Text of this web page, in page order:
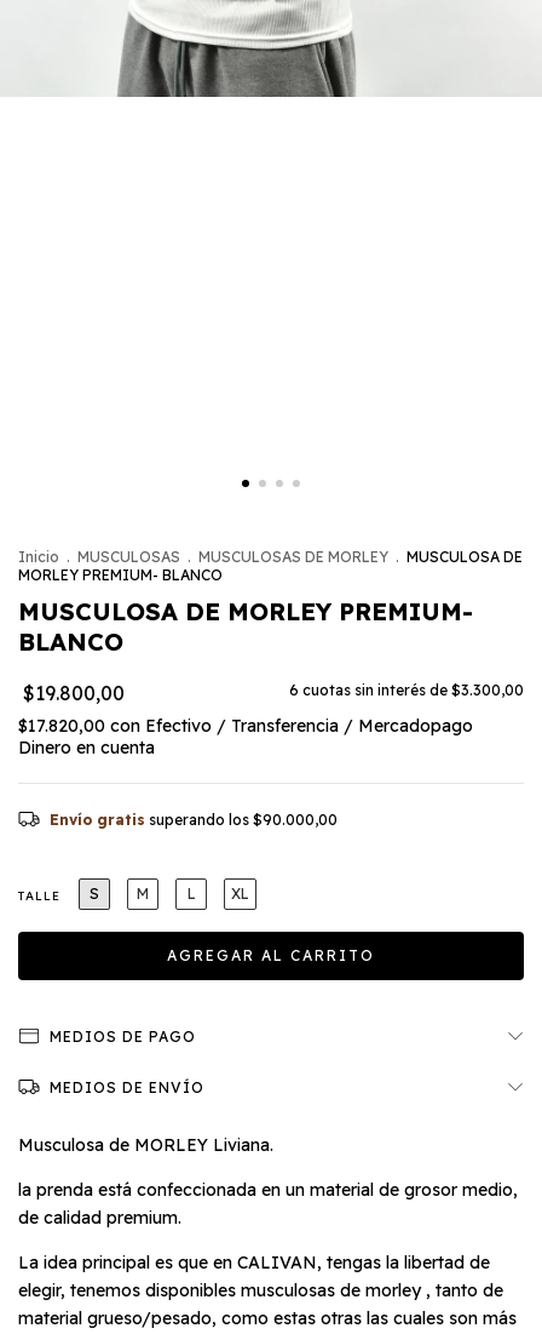
Inicio . MUSCULOSAS . MUSCULOSAS DE MORLEY . MUSCULOSA DE
MORLEY PREMIUM- BLANCO
MUSCULOSA DE MORLEY PREMIUM-
BLANCO
$19.800,00 6 cuotas sin interés de $3.300,00
$17.820,00 con Efectivo / Transferencia / Mercadopago
Dinero en cuenta
Envío gratis superando los $90.000,00
TALLE S M L XL
MEDIOS DE PAGO
MEDIOS DE ENVÍO
Musculosa de MORLEY Liviana.
la prenda está confeccionada en un material de grosor medio,
de calidad premium.
La idea principal es que en CALIVAN, tengas la libertad de
elegir, tenemos disponibles musculosas de morley , tanto de
material grueso/pesado, como estas otras las cuales son más